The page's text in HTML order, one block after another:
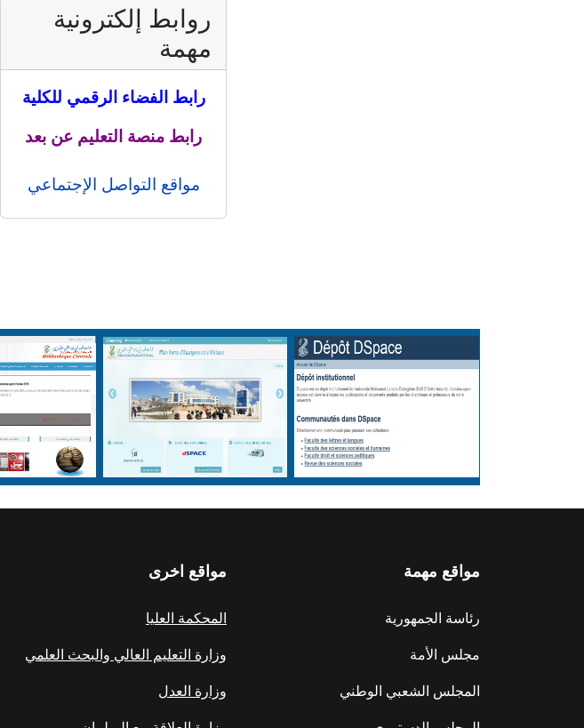
روابط إلكترونية
مهمة
رابط الفضاء الرقمي للكلية
رابط منصة التعليم عن بعد
مواقع التواصل الإجتماعي
مواقع مهمة
رئاسة الجمهورية
مجلس الأمة
المجلس الشعبي الوطني
مواقع اخرى
المحكمة العليا
وزارة التعليم العالي والبحث العلمي
وزارة العدل